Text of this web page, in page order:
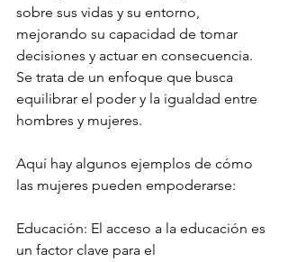
sobre sus vidas y su entorno,
mejorando su capacidad de tomar
decisiones y actuar en consecuencia.
Se trata de un enfoque que busca
equilibrar el poder y la igualdad entre
hombres y mujeres.
Aquí hay algunos ejemplos de cómo
las mujeres pueden empoderarse:
Educación: El acceso a la educación es
un factor clave para el